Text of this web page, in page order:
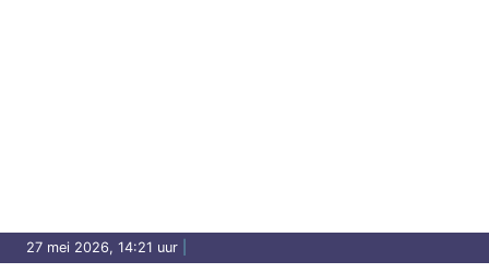
27 mei 2026, 14:21 uur